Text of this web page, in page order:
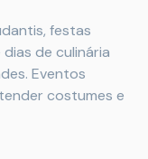
festas
de culinária
Eventos
costumes e